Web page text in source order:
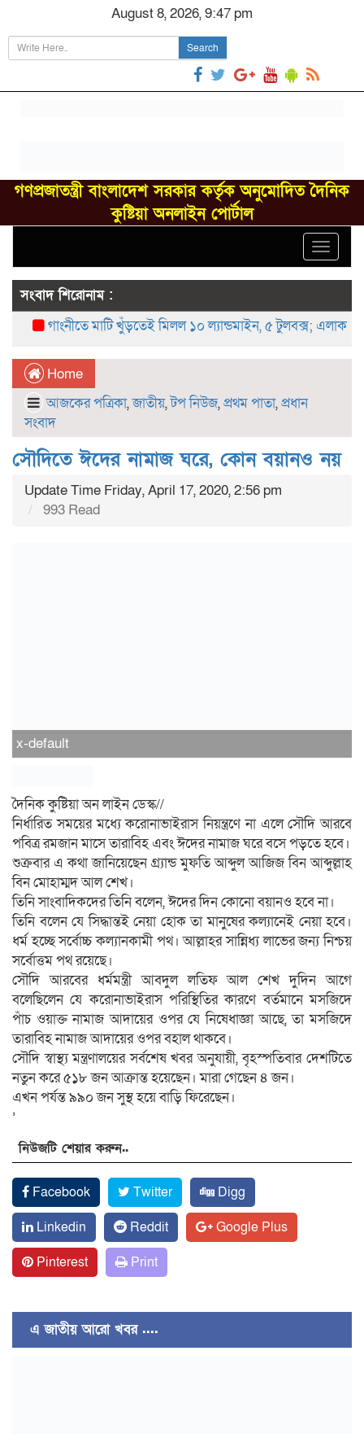
August 8, 2026, 9:47 pm
Search
গণপ্রজাতন্ত্রী বাংলাদেশ সরকার কর্তৃক অনুমোদিত দৈনিক
কুষ্টিয়া অনলাইন পোর্টাল
Toggle
সংবাদ শিরোনাম :
গাংনীতে মাটি খুঁড়তেই মিলল ১০ ল্যান্ডমাইন, ৫ টুলবক্স; এলাকায়
Home
আজকের পত্রিকা,জাতীয়,টপ নিউজ,প্রথম পাতা,প্রধান
সংবাদ
সৌদিতে ঈদের নামাজ ঘরে, কোন বয়ানও নয়
Update Time Friday, April 17, 2020, 2:56 pm
993 Read
x-default
দৈনিক কুষ্টিয়া অন লাইন ডেস্ক//
নির্ধারিত সময়ের মধ্যে করোনাভাইরাস নিয়ন্ত্রণে না এলে সৌদি আরবে
পবিত্র রমজান মাসে তারাবিহ এবং ঈদের নামাজ ঘরে বসে পড়তে হবে।
শুক্রবার এ কথা জানিয়েছেন গ্র্যান্ড মুফতি আব্দুল আজিজ বিন আব্দুল্লাহ
বিন মোহাম্মদ আল শেখ।
তিনি সাংবাদিকদের তিনি বলেন, ঈদের দিন কোনো বয়ানও হবে না।
তিনি বলেন যে সিদ্ধান্তই নেয়া হোক তা মানুষের কল্যানেই নেয়া হবে।
ধর্ম হচ্ছে সর্বোচ্চ কল্যানকামী পথ। আল্লাহর সান্নিধ্য লাভের জন্য নিশ্চয়
সর্বোত্তম পথ রয়েছে।
সৌদি আরবের ধর্মমন্ত্রী আবদুল লতিফ আল শেখ দুদিন আগে
বলেছিলেন যে করোনাভাইরাস পরিস্থিতির কারণে বর্তমানে মসজিদে
পাঁচ ওয়াক্ত নামাজ আদায়ের ওপর যে নিষেধাজ্ঞা আছে, তা মসজিদে
তারাবিহ নামাজ আদায়ের ওপর বহাল থাকবে।
সৌদি স্বাস্থ্য মন্ত্রণালয়ের সর্বশেষ খবর অনুযায়ী, বৃহস্পতিবার দেশটিতে
নতুন করে ৫১৮ জন আক্রান্ত হয়েছেন। মারা গেছেন ৪ জন।
এখন পর্যন্ত ৯৯০ জন সুস্থ হয়ে বাড়ি ফিরেছেন।
’
নিউজটি শেয়ার করুন..
Facebook Twitter
Digg
Linkedin
Reddit
Google Plus
Pinterest
Print
এ জাতীয় আরো খবর ....